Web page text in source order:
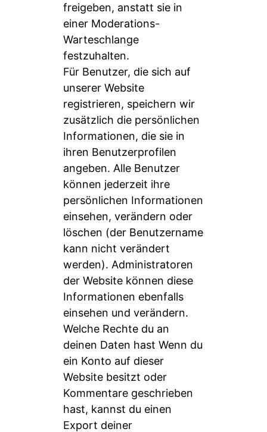
freigeben, anstatt sie in
einer Moderations-
Warteschlange
festzuhalten.
Für Benutzer, die sich auf
unserer Website
registrieren, speichern wir
zusätzlich die persönlichen
Informationen, die sie in
ihren Benutzerprofilen
angeben. Alle Benutzer
können jederzeit ihre
persönlichen Informationen
einsehen, verändern oder
löschen (der Benutzername
kann nicht verändert
werden). Administratoren
der Website können diese
Informationen ebenfalls
einsehen und verändern.
Welche Rechte du an
deinen Daten hast Wenn du
ein Konto auf dieser
Website besitzt oder
Kommentare geschrieben
hast, kannst du einen
Export deiner